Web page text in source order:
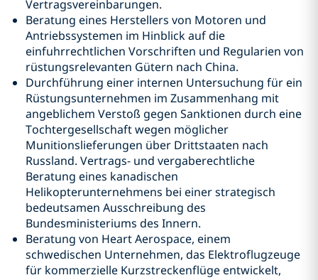
Vertragsvereinbarungen.
Beratung eines Herstellers von Motoren und
Antriebssystemen im Hinblick auf die
einfuhrrechtlichen Vorschriften und Regularien von
rüstungsrelevanten Gütern nach China.
Durchführung einer internen Untersuchung für ein
Rüstungsunternehmen im Zusammenhang mit
angeblichem Verstoß gegen Sanktionen durch eine
Tochtergesellschaft wegen möglicher
Munitionslieferungen über Drittstaaten nach
Russland. Vertrags- und vergaberechtliche
Beratung eines kanadischen
Helikopterunternehmens bei einer strategisch
bedeutsamen Ausschreibung des
Bundesministeriums des Innern.
Beratung von Heart Aerospace, einem
schwedischen Unternehmen, das Elektroflugzeuge
für kommerzielle Kurzstreckenflüge entwickelt,